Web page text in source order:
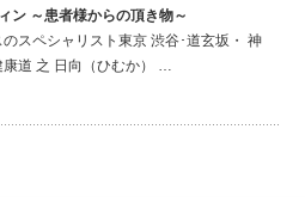
ン ～患者様からの頂き物～
スペシャリスト東京 渋谷･道玄坂・ 神
道 之 日向（ひむか） …